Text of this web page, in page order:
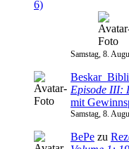
Samstag, 8.
Episode III:
mit
Samstag, 8.
BePe zu